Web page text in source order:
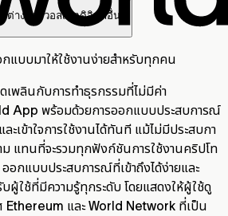
ต่างจากวอลเล็ตดิจิทัลอื่น?
แบบมาให้ใช้งานง่ายสำหรับทุกคน
ดเพลินกับการทำธุรกรรมที่ไม่มีค่า
App พร้อมด้วยการออกแบบประสบการณ์
ะเข้าใจการใช้งานได้ทันที แม้ไม่มีประสบกา
แทนที่จะรวมทุกฟังก์ชันการใช้งานคริปโท
กแบบประสบการณ์ที่เข้าถึงได้ง่ายและ
รับผู้ใช้ที่มีความรู้ทุกระดับ โดยแสดงให้ผู้ใช้ดู
Ethereum และ World Network ที่เป็น